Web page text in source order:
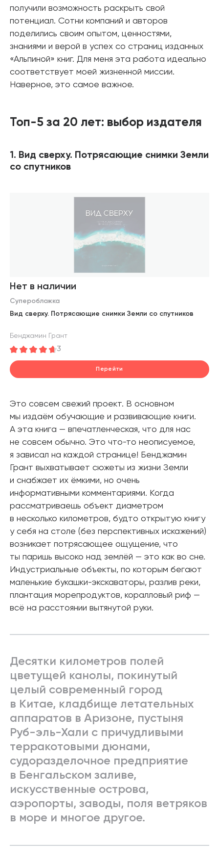
получили возможность раскрыть свой
потенциал. Сотни компаний и авторов
поделились своим опытом, ценностями,
знаниями и верой в успех со страниц изданных
«Альпиной» книг. Для меня эта работа идеально
соответствует моей жизненной миссии.
Наверное, это самое важное.
Топ-5 за 20 лет: выбор издателя
1. Вид сверху. Потрясающие снимки Земли
со спутников
Нет в наличии
Суперобложка
Вид сверху. Потрясающие снимки Земли со спутников
Бенджамин Грант
3
Перейти
Это совсем свежий проект. В основном
мы издаём обучающие и развивающие книги.
А эта книга — впечатленческая, что для нас
не совсем обычно. Это что-то неописуемое,
я зависал на каждой странице! Бенджамин
Грант выхватывает сюжеты из жизни Земли
и снабжает их ёмкими, но очень
информативными комментариями. Когда
рассматриваешь объект диаметром
в несколько километров, будто открытую книгу
у себя на столе (без перспективных искажений)
возникает потрясающее ощущение, что
ты паришь высоко над землёй — это как во сне.
Индустриальные объекты, по которым бегают
маленькие букашки-экскаваторы, разлив реки,
плантация морепродуктов, коралловый риф —
всё на расстоянии вытянутой руки.
Десятки километров полей
цветущей канолы, покинутый
целый современный город
в Китае, кладбище летательных
аппаратов в Аризоне, пустыня
Руб-эль-Хали с причудливыми
терракотовыми дюнами,
судоразделочное предприятие
в Бенгальском заливе,
искусственные острова,
аэропорты, заводы, поля ветряков
в море и многое другое.